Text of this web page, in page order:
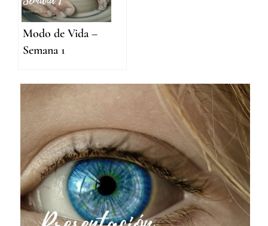
Modo de Vida –
Semana 1